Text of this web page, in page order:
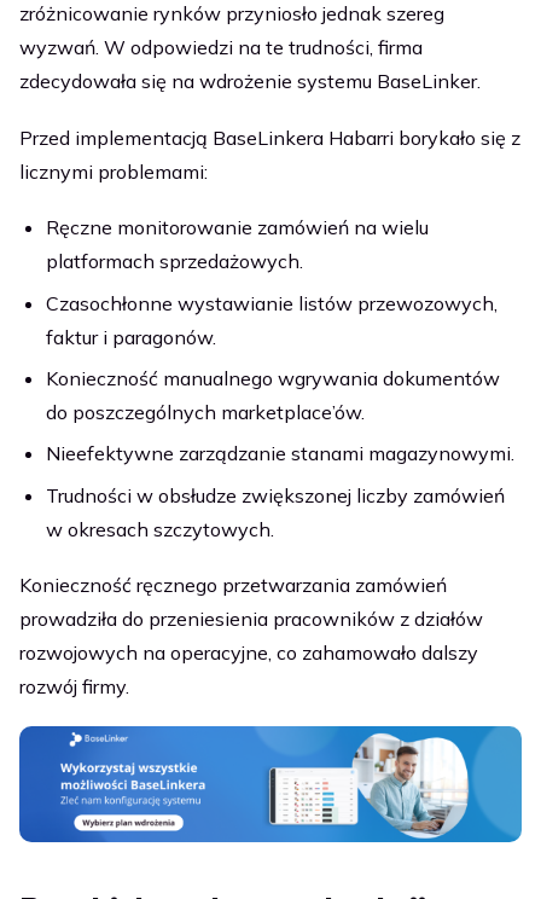
zróżnicowanie rynków przyniosło jednak szereg
wyzwań. W odpowiedzi na te trudności, firma
zdecydowała się na wdrożenie systemu BaseLinker.
Przed implementacją BaseLinkera Habarri borykało się z
licznymi problemami:
Ręczne monitorowanie zamówień na wielu
platformach sprzedażowych.
Czasochłonne wystawianie listów przewozowych,
faktur i paragonów.
Konieczność manualnego wgrywania dokumentów
do poszczególnych marketplace’ów.
Nieefektywne zarządzanie stanami magazynowymi.
Trudności w obsłudze zwiększonej liczby zamówień
w okresach szczytowych.
Konieczność ręcznego przetwarzania zamówień
prowadziła do przeniesienia pracowników z działów
rozwojowych na operacyjne, co zahamowało dalszy
rozwój firmy.